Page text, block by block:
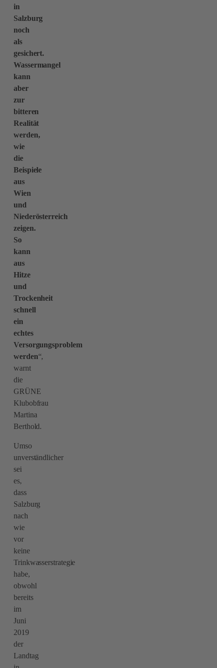
in
Salzburg
noch
als
gesichert.
Wassermangel
kann
aber
zur
bitteren
Realität
werden,
wie
die
Beispiele
aus
Wien
und
Niederösterreich
zeigen.
So
kann
aus
Hitze
und
Trockenheit
schnell
ein
echtes
Versorgungsproblem
werden“,
warnt
die
GRÜNE
Klubobfrau
Martina
Berthold.
Umso
unverständlicher
sei
es,
dass
Salzburg
nach
wie
vor
keine
Trinkwasserstrategie
habe,
obwohl
bereits
im
Juni
2019
der
Landtag